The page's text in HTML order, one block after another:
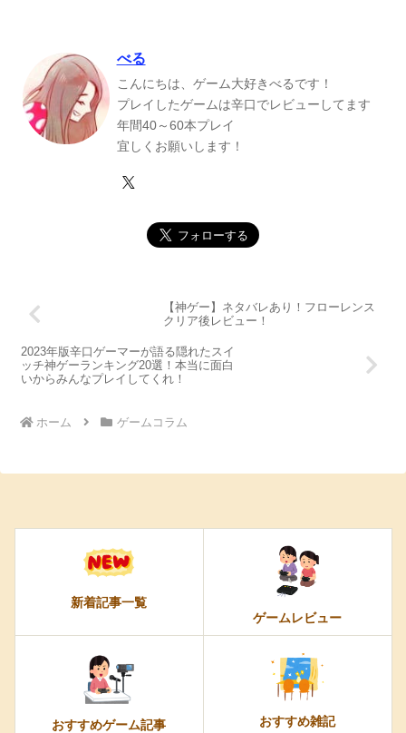
べる
こんにちは、ゲーム大好きべるです！
プレイしたゲームは辛口でレビューしてます
年間40～60本プレイ
宜しくお願いします！
【神ゲー】ネタバレあり！フローレンス
クリア後レビュー！
2023年版辛口ゲーマーが語る隠れたスイ
ッチ神ゲーランキング20選！本当に面白
いからみんなプレイしてくれ！
ホーム ゲームコラム
新着記事一覧
ゲームレビュー
おすすめゲーム記事 おすすめ雑記